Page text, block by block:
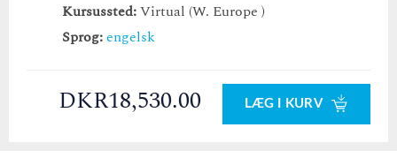
Kursussted:Virtual (W. Europe )
Sprog:engelsk
DKR18,530.00 LÆG I KURV